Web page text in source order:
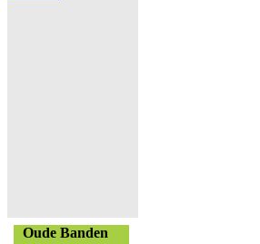
Oude Banden